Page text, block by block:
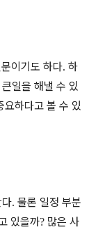
이기도 하다. 하
일을 해낼 수 있
요하다고 볼 수 있
. 물론 일정 부분
있을까? 많은 사